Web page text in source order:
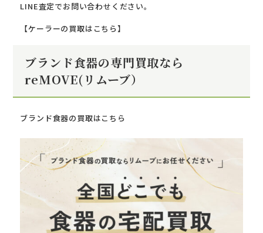
LINE査定でお問い合わせください。
【ケーラーの買取はこちら】
ブランド食器の専門買取なら
reMOVE(リムーブ）
ブランド食器の買取はこちら